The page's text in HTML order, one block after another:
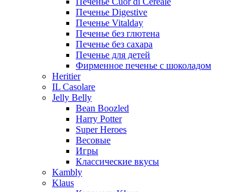
Печенье Digestive
Печенье Vitalday
Печенье без глютена
Печенье без сахара
Печенье для детей
Фирменное печенье с шоколадом
Heritier
IL Casolare
Jelly Belly
Bean Boozled
Harry Potter
Super Heroes
Весовые
Игры
Классические вкусы
Kambly
Klaus